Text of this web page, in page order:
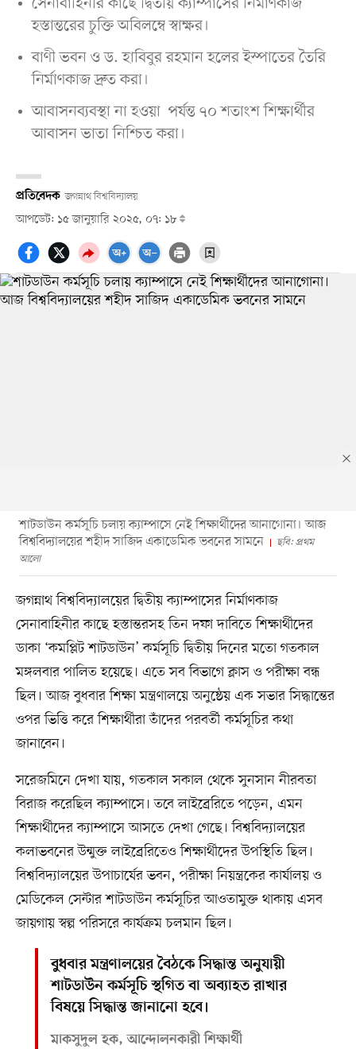
হস্তান্তরের চুক্তি অবিলম্বে স্বাক্ষর।
বাণী ভবন ও ড. হাবিবুর রহমান হলের ইস্পাতের তৈরি
নির্মাণকাজ দ্রুত করা।
আবাসনব্যবস্থা না হওয়া পর্যন্ত ৭০ শতাংশ শিক্ষার্থীর
আবাসন ভাতা নিশ্চিত করা।
প্রতিবেদক জগন্নাথ বিশ্ববিদ্যালয়
আপডেট: ১৫ জানুয়ারি ২০২৫, ০৭: ১৮
শাটডাউন কর্মসূচি চলায় ক্যাম্পাসে নেই শিক্ষার্থীদের আনাগোনা। আজ
বিশ্ববিদ্যালয়ের শহীদ সাজিদ একাডেমিক ভবনের সামনে
ছবি: প্রথম
আলো
জগন্নাথ বিশ্ববিদ্যালয়ের দ্বিতীয় ক্যাম্পাসের নির্মাণকাজ
সেনাবাহিনীর কাছে হস্তান্তরসহ তিন দফা দাবিতে শিক্ষার্থীদের
ডাকা ‘কমপ্লিট শাটডাউন’ কর্মসূচি দ্বিতীয় দিনের মতো গতকাল
মঙ্গলবার পালিত হয়েছে। এতে সব বিভাগে ক্লাস ও পরীক্ষা বন্ধ
ছিল। আজ বুধবার শিক্ষা মন্ত্রণালয়ে অনুষ্ঠেয় এক সভার সিদ্ধান্তের
ওপর ভিত্তি করে শিক্ষার্থীরা তাঁদের পরবর্তী কর্মসূচির কথা
জানাবেন।
সরেজমিনে দেখা যায়, গতকাল সকাল থেকে সুনসান নীরবতা
বিরাজ করেছিল ক্যাম্পাসে। তবে লাইব্রেরিতে পড়েন, এমন
শিক্ষার্থীদের ক্যাম্পাসে আসতে দেখা গেছে। বিশ্ববিদ্যালয়ের
কলাভবনের উন্মুক্ত লাইব্রেরিতেও শিক্ষার্থীদের উপস্থিতি ছিল।
বিশ্ববিদ্যালয়ের উপাচার্যের ভবন, পরীক্ষা নিয়ন্ত্রকের কার্যালয় ও
মেডিকেল সেন্টার শাটডাউন কর্মসূচির আওতামুক্ত থাকায় এসব
জায়গায় স্বল্প পরিসরে কার্যক্রম চলমান ছিল।
বুধবার মন্ত্রণালয়ের বৈঠকে সিদ্ধান্ত অনুযায়ী
শাটডাউন কর্মসূচি স্থগিত বা অব্যাহত রাখার
বিষয়ে সিদ্ধান্ত জানানো হবে।
মাকসুদুল হক, আন্দোলনকারী শিক্ষার্থী